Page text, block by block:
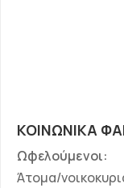
ΚΟΙΝΩΝΙΚΑ
Ωφελούμενοι:
Άτομα/